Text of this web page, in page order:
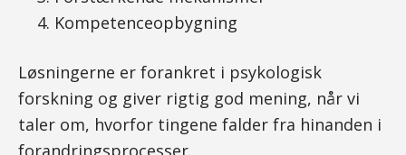
Kompetenceopbygning
Løsningerne er forankret i psykologisk
forskning og giver rigtig god mening, når vi
taler om, hvorfor tingene falder fra hinanden i
forandringsprocesser.